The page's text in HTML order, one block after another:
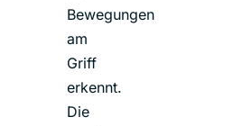
Bewegungen
am
Griff
erkennt.
Die